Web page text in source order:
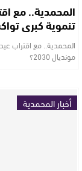
المحمدية.. مع
تنموية كبرى تواكب
المحمدية.. مع اقتراب
مونديال 2030؟
أخبار المحمدية